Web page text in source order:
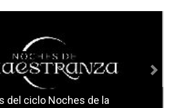
del ciclo Noches de la
del ciclo Candlelight en